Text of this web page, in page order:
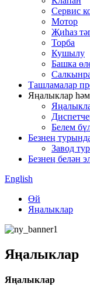
Сервис
Мотор
Җиһаз
Торба
Кушылу
Башка
Ташламалар
Яңалыклар
Белем
Безнең
Завод
Безнең белән
English
Өй
Яңалыклар
Яңалыклар
Яңалыклар